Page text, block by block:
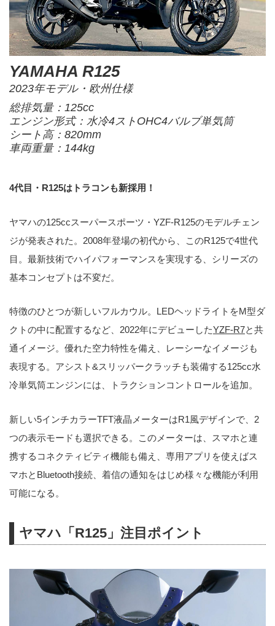
YAMAHA R125
2023年モデル・欧州仕様
総排気量：125cc
エンジン形式：水冷4ストOHC4バルブ単気筒
シート高：820mm
車両重量：144kg
4代目・R125はトラコンも新採用！
ヤマハの125ccスーパースポーツ・YZF-R125のモデルチェン
ジが発表された。2008年登場の初代から、このR125で4世代
目。最新技術でハイパフォーマンスを実現する、シリーズの
基本コンセプトは不変だ。
特徴のひとつが新しいフルカウル。LEDヘッドライトをM型ダ
クトの中に配置するなど、2022年にデビューしたYZF-R7と共
通イメージ。優れた空力特性を備え、レーシーなイメージも
表現する。アシスト&スリッパークラッチも装備する125cc水
冷単気筒エンジンには、トラクションコントロールを追加。
新しい5インチカラーTFT液晶メーターはR1風デザインで、2
つの表示モードも選択できる。このメーターは、スマホと連
携するコネクティビティ機能も備え、専用アプリを使えばス
マホとBluetooth接続、着信の通知をはじめ様々な機能が利用
可能になる。
ヤマハ「R125」注目ポイント